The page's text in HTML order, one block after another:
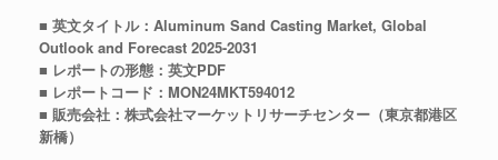
■ 英文タイトル：Aluminum Sand Casting Market, Global
Outlook and Forecast 2025-2031
■ レポートの形態：英文PDF
■ レポートコード：MON24MKT594012
■ 販売会社：株式会社マーケットリサーチセンター（東京都港区
新橋）